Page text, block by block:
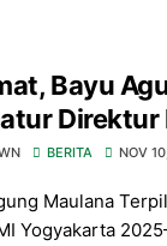
Bayu
Direktur
BERITA NOV
Maulana
Yogyakarta